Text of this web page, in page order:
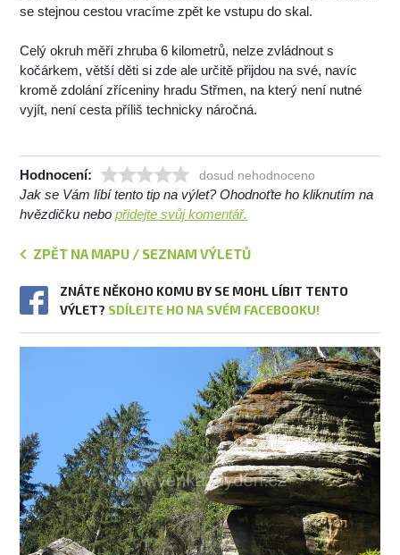
se stejnou cestou vracíme zpět ke vstupu do skal.
Celý okruh měří zhruba 6 kilometrů, nelze zvládnout s
kočárkem, větší děti si zde ale určitě přijdou na své, navíc
kromě zdolání zříceniny hradu Střmen, na který není nutné
vyjít, není cesta příliš technicky náročná.
Hodnocení: dosud nehodnoceno
Jak se Vám líbí tento tip na výlet? Ohodnoťte ho kliknutím na
hvězdičku nebopřidejte svůj komentář.
ZPĚT NA MAPU / SEZNAM VÝLETŮ
ZNÁTE NĚKOHO KOMU BY SE MOHL LÍBIT TENTO
VÝLET? SDÍLEJTE HO NA SVÉM FACEBOOKU!